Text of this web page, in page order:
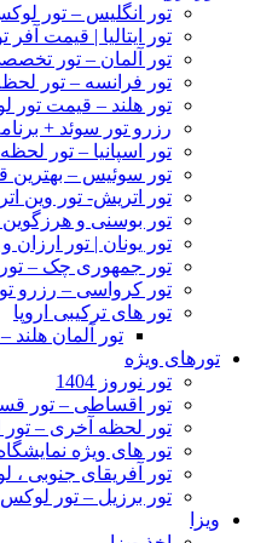
تور انگلیس – تور
تور ایتالیا | قیمت آفر
تور آلمان – تور
تور فرانسه – تور
تور هلند – قیمت تور
رزرو تور سوئد +
تور اسپانیا – تور
تور سوئیس –
تور اتریش- تور وین
تور بوسنی و
تور یونان | تور ارزان
تور جمهوری چک –
تور کرواسی – رزرو
تور های ترکیبی اروپا
تور آلمان هلند
تورهای ویژه
تور نوروز 1404
تور اقساطی – تور
تور لحظه آخری – تور
تور های ویژه
تور آفریقای جنوبی ،
تور برزیل – تور
ویزا